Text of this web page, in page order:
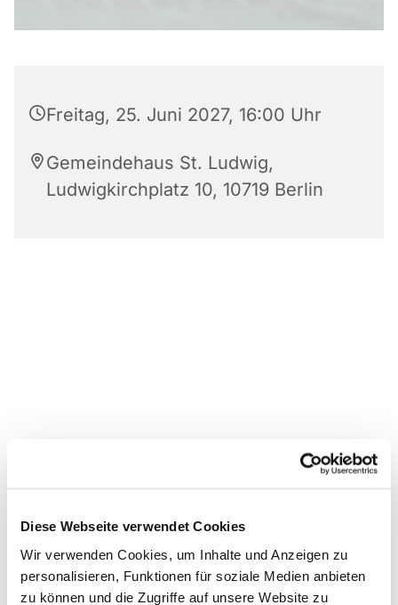
Diese Webseite verwendet Cookies
Wir verwenden Cookies, um Inhalte und Anzeigen zu
personalisieren, Funktionen für soziale Medien anbieten
zu können und die Zugriffe auf unsere Website zu
Freitag, 25. Juni 2027, 16:00 Uhr
Gemeindehaus St. Ludwig,
Ludwigkirchplatz 10, 10719 Berlin